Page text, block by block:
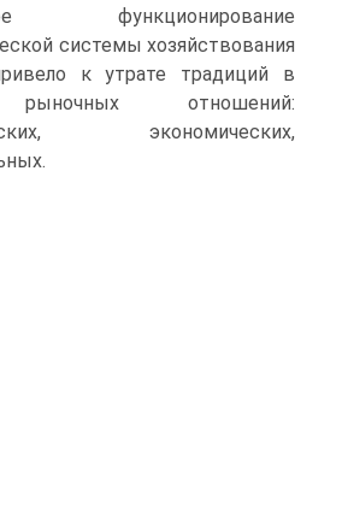
функционирование
системы хозяйствования
к утрате традиций в
отношений:
экономических,